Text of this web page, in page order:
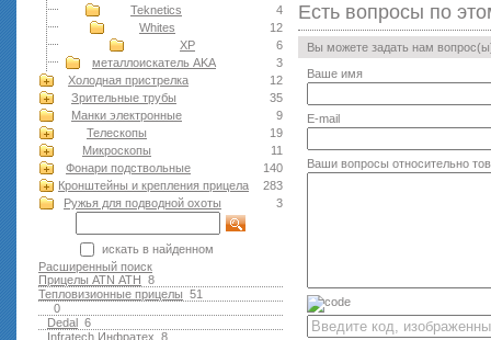
4
Teknetics
12
Whites
6
XP
3
металлоискатель AKA
12
Холодная пристрелка
35
Зрительные трубы
9
Манки электронные
19
Телескопы
11
Микроскопы
140
Фонари подствольные
283
Кронштейны и крепления прицела
3
Ружья для подводной оxоты
искать в найденном
Расширенный поиск
8
Прицелы ATN АТН
51
Тепловизионные прицелы
0
6
Dedal
8
Infratech Инфратех
Есть вопросы по
Вы можете задать нам
Ваше имя
E-mail
Ваши вопросы относительно